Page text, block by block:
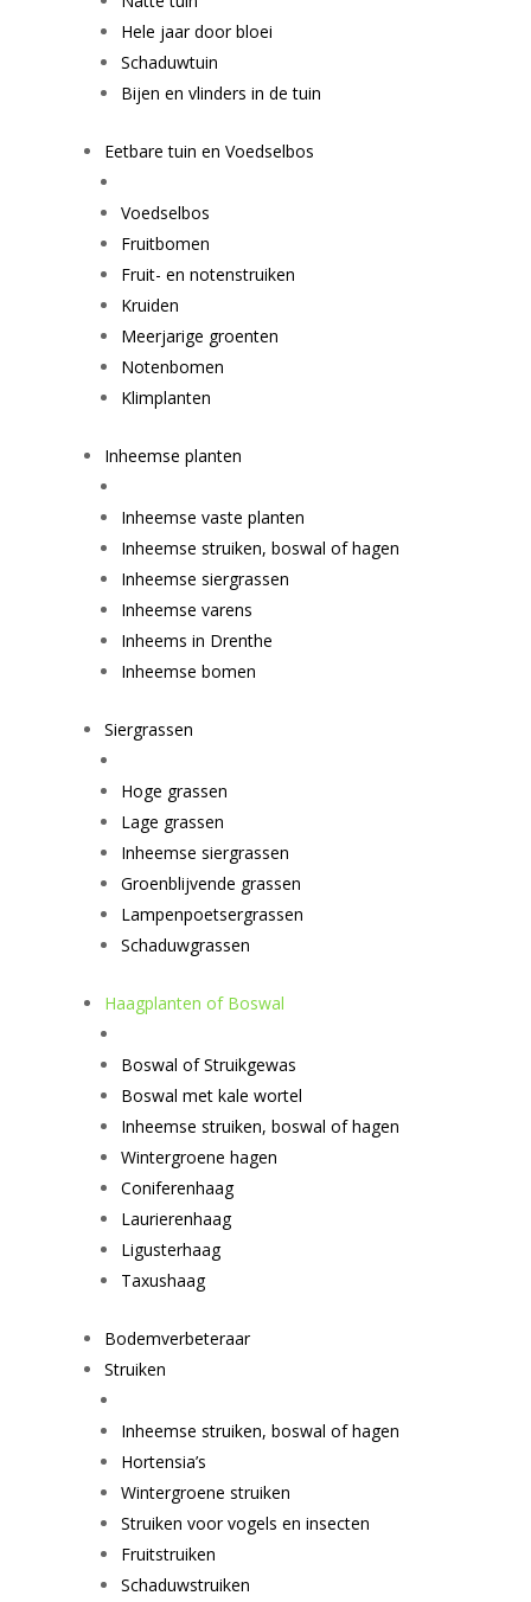
Hele jaar door bloei
Schaduwtuin
Bijen en vlinders in de tuin
Eetbare tuin en Voedselbos
Voedselbos
Fruitbomen
Fruit- en notenstruiken
Kruiden
Meerjarige groenten
Notenbomen
Klimplanten
Inheemse planten
Inheemse vaste planten
Inheemse struiken, boswal of hagen
Inheemse siergrassen
Inheemse varens
Inheems in Drenthe
Inheemse bomen
Siergrassen
Hoge grassen
Lage grassen
Inheemse siergrassen
Groenblijvende grassen
Lampenpoetsergrassen
Schaduwgrassen
Haagplanten of Boswal
Boswal of Struikgewas
Boswal met kale wortel
Inheemse struiken, boswal of hagen
Wintergroene hagen
Coniferenhaag
Laurierenhaag
Ligusterhaag
Taxushaag
Bodemverbeteraar
Struiken
Inheemse struiken, boswal of hagen
Hortensia’s
Wintergroene struiken
Struiken voor vogels en insecten
Fruitstruiken
Schaduwstruiken